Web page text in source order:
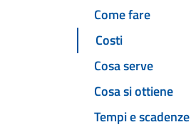
Come fare
Costi
Cosa serve
Cosa si ottiene
Tempi e scadenze